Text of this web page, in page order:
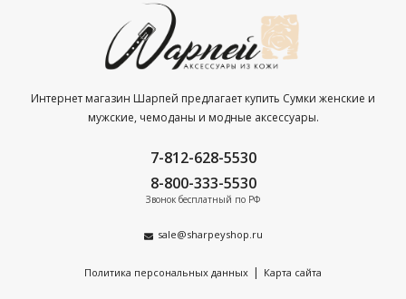
Интернет магазин Шарпей предлагает купить Сумки женские и
мужские, чемоданы и модные аксессуары.
7-812-628-5530
8-800-333-5530
Звонок бесплатный по РФ
sale@sharpeyshop.ru
Политика персональных данных | Карта сайта